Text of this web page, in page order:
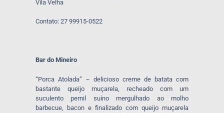
Vila Velha
Contato: 27 99915-0522
Bar do Mineiro
“Porca Atolada” – delicioso creme de batata com
bastante queijo muçarela, recheado com um
suculento pernil suíno mergulhado ao molho
barbecue, bacon e finalizado com queijo muçarela